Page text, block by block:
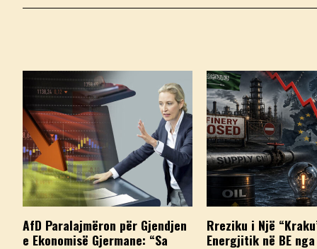
AfD Paralajmëron për Gjendjen
e Ekonomisë Gjermane: “Sa
Rreziku i Një
Energjitik në BE